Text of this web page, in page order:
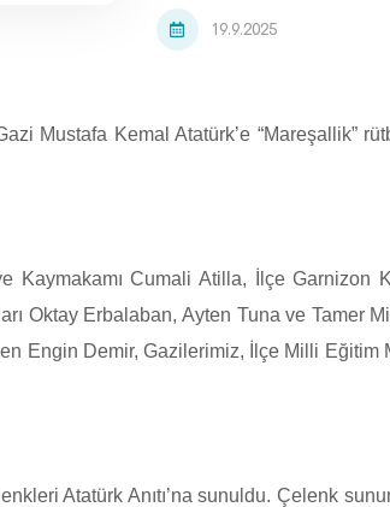
19.9.2025
Mustafa Kemal Atatürk’e “Mareşallik”
Kaymakamı Cumali Atilla, İlçe
Oktay Erbalaban, Ayten Tuna ve Tamer
Engin Demir, Gazilerimiz, İlçe Milli
Atatürk Anıtı’na sunuldu. Çelenk